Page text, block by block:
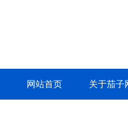
网站首页 关于茄子